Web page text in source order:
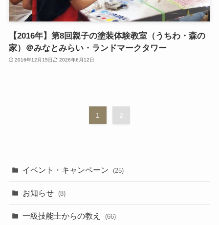
【2016年】第8回親子の塗装体験教室（うちわ・森の
家）＠みなとみらい・ランドマークタワー
2016年12月15日 2026年6月12日
1 2
イベント・キャンペーン (25)
お知らせ (8)
一級技能士からの教え (66)